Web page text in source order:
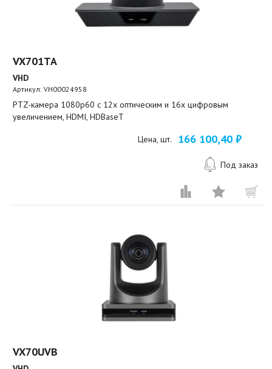
VX701TA
VHD
Артикул:VH00024958
PTZ-камера 1080p60 c 12х оптическим и 16х цифровым
увеличением, HDMI, HDBaseT
Цена, шт. 166 100,40 ₽
Под заказ
VX70UVB